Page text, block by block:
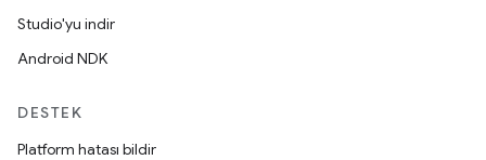
Studio'yu indir
Android NDK
DESTEK
Platform hatası bildir